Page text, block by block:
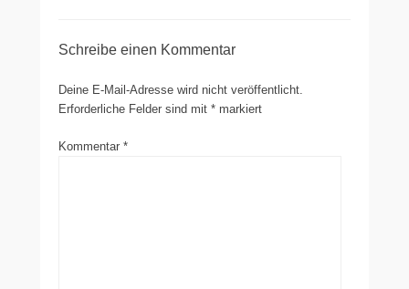
Schreibe einen Kommentar
Deine E-Mail-Adresse wird nicht veröffentlicht.
Erforderliche Felder sind mit * markiert
Kommentar *